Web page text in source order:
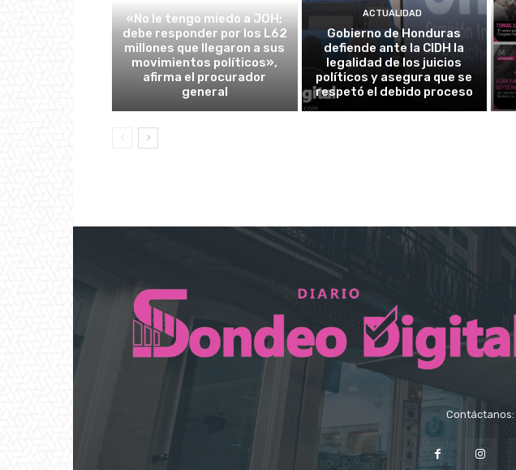
«No le tengo miedo a JOH;
debe responder por los L62
millones que llegaron a sus
movimientos políticos»,
afirma el procurador
general
ACTUALIDAD
Gobierno de Honduras
defiende ante la CIDH la
legalidad de los juicios
políticos y asegura que se
respetó el debido proceso
Contáctanos: